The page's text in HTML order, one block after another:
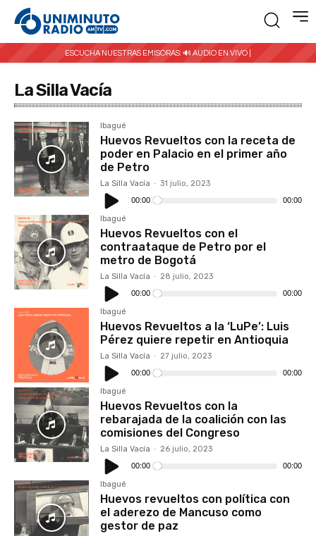
ESCUCHA NUESTRAS EMISORAS: 🔊 AUDIO EN VIVO |
La Silla Vacía
Ibagué
Huevos Revueltos con la receta de
poder en Palacio en el primer año
de Petro
La Silla Vacía - 31 julio, 2023
Reproductor
de
audio
00:00 00:00
Ibagué
Huevos Revueltos con el
contraataque de Petro por el
metro de Bogotá
La Silla Vacía - 28 julio, 2023
Reproductor
de
audio
00:00 00:00
Ibagué
Huevos Revueltos a la ‘LuPe’: Luis
Pérez quiere repetir en Antioquia
La Silla Vacía - 27 julio, 2023
Reproductor
de
audio
00:00 00:00
Ibagué
Huevos Revueltos con la
rebarajada de la coalición con las
comisiones del Congreso
La Silla Vacía - 26 julio, 2023
Reproductor
de
audio
00:00 00:00
Ibagué
Huevos revueltos con política con
el aderezo de Mancuso como
gestor de paz